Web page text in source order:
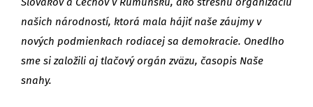
našich národností, ktorá mala hájiť naše záujmy v
nových podmienkach rodiacej sa demokracie. Onedlho
sme si založili aj tlačový orgán zväzu, časopis Naše
snahy.